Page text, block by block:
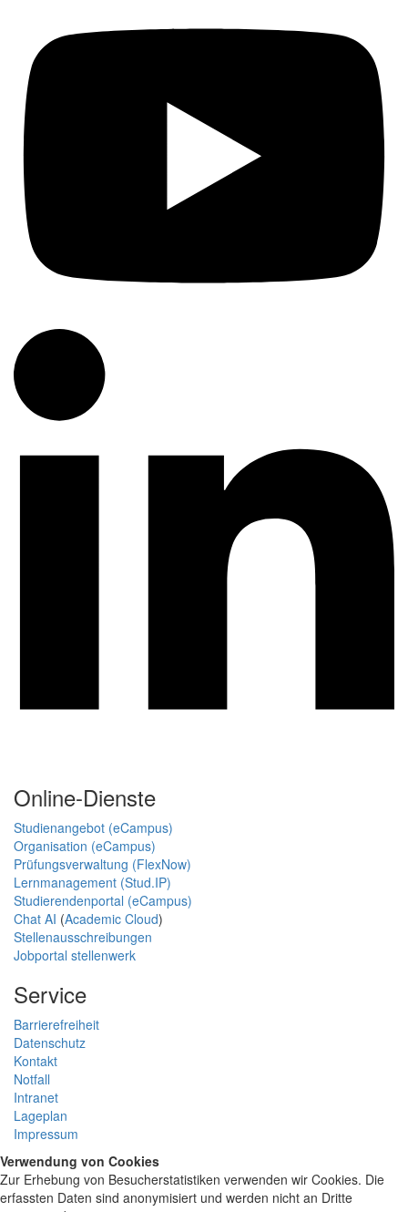
Online-Dienste
Studienangebot (eCampus)
Organisation (eCampus)
Prüfungsverwaltung (FlexNow)
Lernmanagement (Stud.IP)
Studierendenportal (eCampus)
Chat AI (Academic Cloud)
Stellenausschreibungen
Jobportal stellenwerk
Service
Barrierefreiheit
Datenschutz
Kontakt
Notfall
Intranet
Lageplan
Impressum
Verwendung von Cookies
Zur Erhebung von Besucherstatistiken verwenden wir Cookies. Die
erfassten Daten sind anonymisiert und werden nicht an Dritte